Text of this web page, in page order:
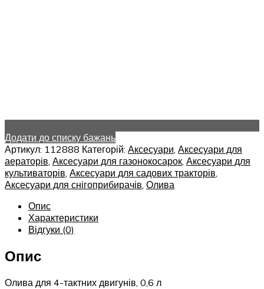
Додати до списку бажань
Артикул: 112888 Категорій: Аксесуари Аксесуари для
аераторів Аксесуари для газонокосарок Аксесуари для
культиваторів Аксесуари для садових тракторів
Аксесуари для снігоприбирачів Олива
Опис
Характеристики
Відгуки (0)
Опис
Олива для 4-тактних двигунів, 0,6 л